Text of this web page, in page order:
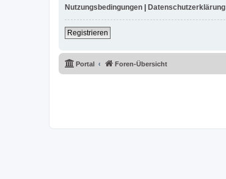
Nutzungsbedingungen | Datenschutzerklärung
Registrieren
Portal Foren-Übersicht